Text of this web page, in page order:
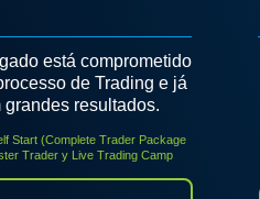
está comprometido
de Trading e já
grandes resultados.
Start (Complete Trader Package
Trader y Live Trading Camp